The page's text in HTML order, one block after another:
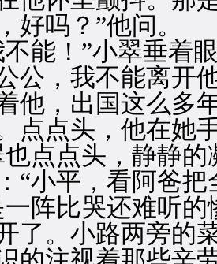
好吗？”他问。
！”小翠垂着眼
公，我不能离开
，出国这么多年
点点头，他在她
也点点头，静静
“小平，看阿爸
阵比哭还难听
了。小路两旁的